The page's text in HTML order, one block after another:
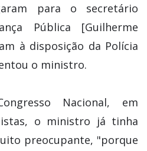
para o secretário
Pública [Guilherme
à disposição da Polícia
o ministro.
Nacional, em
o ministro já tinha
preocupante, "porque